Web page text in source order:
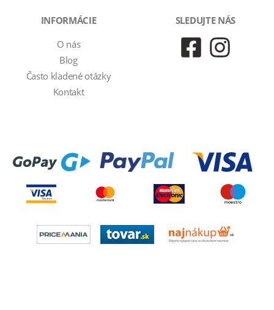
INFORMÁCIE
O nás
Blog
Často kladené otázky
Kontakt
SLEDUJTE NÁS